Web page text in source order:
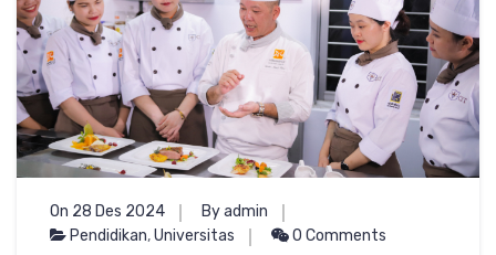
On 28 Des 2024
By admin
Pendidikan,Universitas 0 Comments